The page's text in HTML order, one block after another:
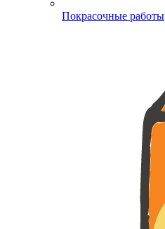
Покрасочные работы